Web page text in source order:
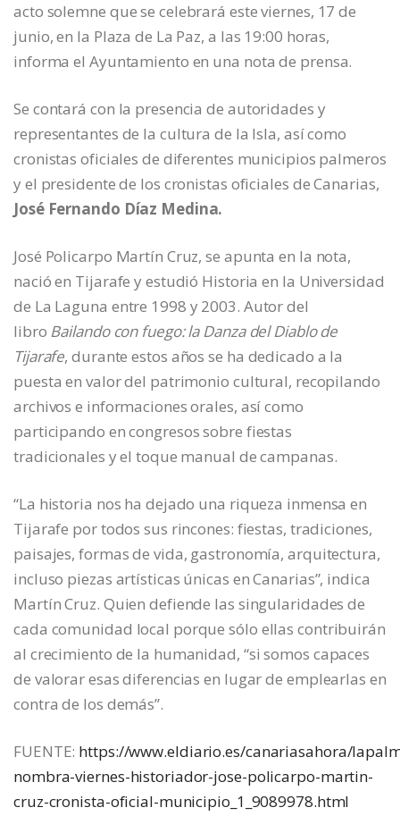
acto solemne que se celebrará este viernes, 17 de
junio, en la Plaza de La Paz, a las 19:00 horas,
informa el Ayuntamiento en una nota de prensa.
Se contará con la presencia de autoridades y
representantes de la cultura de la Isla, así como
cronistas oficiales de diferentes municipios palmeros
y el presidente de los cronistas oficiales de Canarias,
José Fernando Díaz Medina.
José Policarpo Martín Cruz, se apunta en la nota,
nació en Tijarafe y estudió Historia en la Universidad
de La Laguna entre 1998 y 2003. Autor del
libro Bailando con fuego: la Danza del Diablo de
Tijarafe, durante estos años se ha dedicado a la
puesta en valor del patrimonio cultural, recopilando
archivos e informaciones orales, así como
participando en congresos sobre fiestas
tradicionales y el toque manual de campanas.
“La historia nos ha dejado una riqueza inmensa en
Tijarafe por todos sus rincones: fiestas, tradiciones,
paisajes, formas de vida, gastronomía, arquitectura,
incluso piezas artísticas únicas en Canarias”, indica
Martín Cruz. Quien defiende las singularidades de
cada comunidad local porque sólo ellas contribuirán
al crecimiento de la humanidad, “si somos capaces
de valorar esas diferencias en lugar de emplearlas en
contra de los demás”.
FUENTE: https://www.eldiario.es/canariasahora/
nombra-viernes-historiador-jose-policarpo-martin-
cruz-cronista-oficial-municipio_1_9089978.html